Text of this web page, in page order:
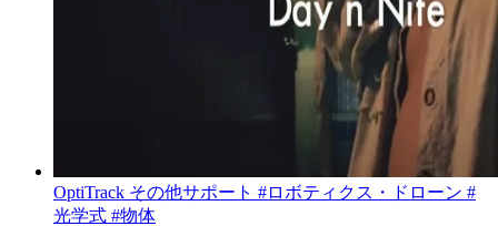
OptiTrack その他サポート #ロボティクス・ドローン #
光学式 #物体